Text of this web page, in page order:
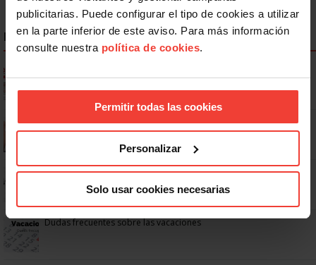
publicitarias. Puede configurar el tipo de cookies a utilizar
en la parte inferior de este aviso. Para más información
consulte nuestra política de cookies.
Permitir todas las cookies
Personalizar
Solo usar cookies necesarias
NOTICIAS MÁS LEÍDAS
Se actualizan las patologías para acceder a la jubilación
anticipada por discapacidad
No: si un festivo cae en sábado, no tienen por qué darte un día
Dudas frecuentes sobre las vacaciones